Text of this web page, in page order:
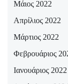
Μάιος 2022
Απρίλιος 2022
Μάρτιος 2022
Φεβρουάριος
Ιανουάριος 2022